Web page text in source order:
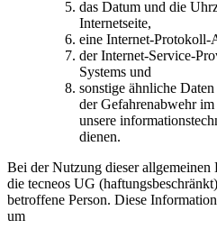
das Datum und die
Internetseite,
eine Internet-Protokoll-
der Internet-Service-
Systems und
sonstige ähnliche
der Gefahrenabwehr
unsere
dienen.
Bei der Nutzung dieser
die tecneos UG
betroffene Person. Diese
um